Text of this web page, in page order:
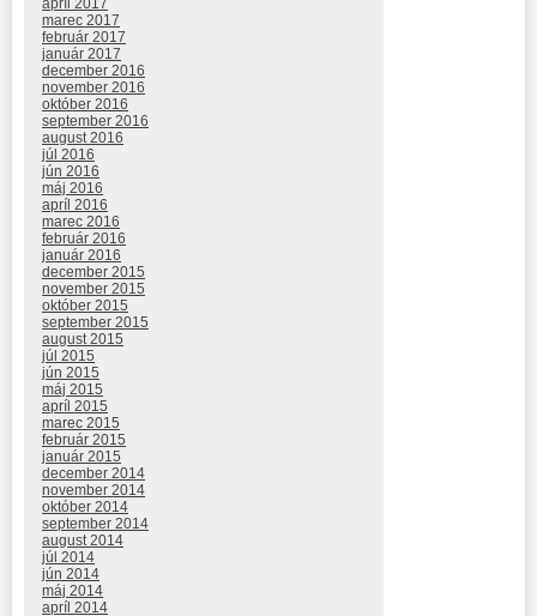
apríl 2017
marec 2017
február 2017
január 2017
december 2016
november 2016
október 2016
september 2016
august 2016
júl 2016
jún 2016
máj 2016
apríl 2016
marec 2016
február 2016
január 2016
december 2015
november 2015
október 2015
september 2015
august 2015
júl 2015
jún 2015
máj 2015
apríl 2015
marec 2015
február 2015
január 2015
december 2014
november 2014
október 2014
september 2014
august 2014
júl 2014
jún 2014
máj 2014
apríl 2014